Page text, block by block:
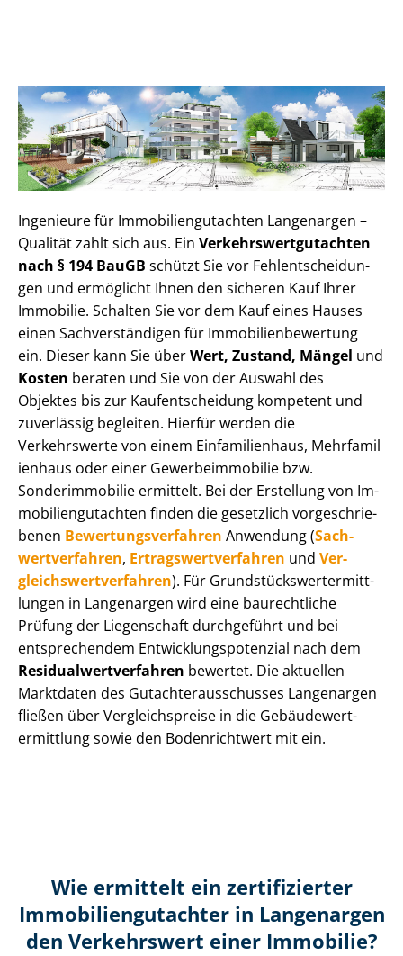
Ingenieure für Im­mo­bi­li­en­gut­ach­ten Langenargen –
Qualität zahlt sich aus. Ein Ver­kehrs­wert­gut­ach­ten
nach § 194 BauGB schützt Sie vor Fehl­ent­schei­dun­
gen und ermöglicht Ihnen den sicheren Kauf Ihrer
Immobilie. Schalten Sie vor dem Kauf eines Hauses
einen Sach­ver­stän­di­gen für Im­mo­bi­li­en­be­wer­tung
ein. Dieser kann Sie überWert, Zustand, Mängel und
Kosten beraten und Sie von der Auswahl des
Objektes bis zur Kauf­ent­schei­dung kompetent und
zuverlässig begleiten. Hierfür werden die
Verkehrswerte von einem Einfamilienhaus, Mehr­fa­mi­l
i­en­haus oder einer Ge­wer­be­im­mo­bi­lie bzw.
Sonderimmobilie ermittelt. Bei der Erstellung von Im­
mo­bi­li­en­gut­ach­ten finden die gesetzlich vor­ge­schrie­
be­nen Be­wer­tungs­ver­fah­ren Anwendung (Sach­
wert­ver­fah­ren, Er­trags­wert­ver­fah­ren und Ver­
gleichs­wert­ver­fah­ren). Für Grund­stücks­wert­ermitt­
lun­gen in Langenargen wird eine baurechtliche
Prüfung der Liegenschaft durchgeführt und bei
entsprechendem Ent­wick­lungs­po­ten­zi­al nach dem
Re­si­du­al­wert­ver­fah­ren bewertet. Die aktuellen
Marktdaten des Gut­ach­ter­aus­schus­ses Langenargen
fließen über Ver­gleichs­prei­se in die Ge­bäu­de­wert­
ermitt­lung sowie den Bodenrichtwert mit ein.
Wie ermittelt ein zertifizierter
Immobilien­gutachter in Langenargen
den Verkehrswert einer Immobilie?